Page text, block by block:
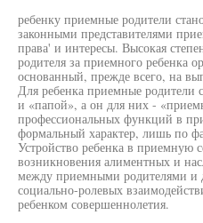
ребенку приемные родители
законными представителями
права' и интересы. Высокая
родителя за приемного ребенка
основанный, прежде всего, на
Для ребенка приемные родители
и «папой», а он для них -
профессиональных функций в
формальный характер, лишь по
Устройство ребенка в приемную
возникновения алиментных и
между приемными родителями и
социально-ролевых
ребенком совершеннолетия.